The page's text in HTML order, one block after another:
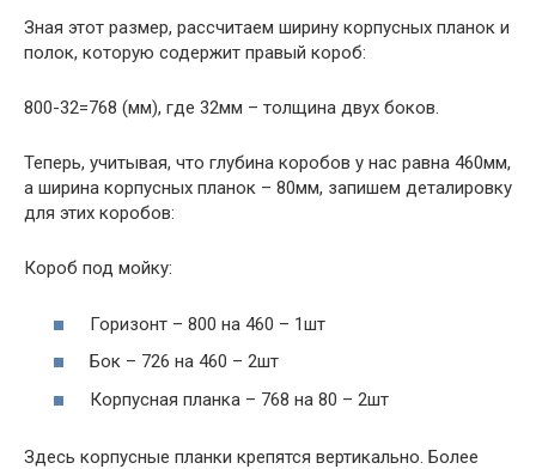
Зная этот размер, рассчитаем ширину корпусных планок и
полок, которую содержит правый короб:
800-32=768 (мм), где 32мм – толщина двух боков.
Теперь, учитывая, что глубина коробов у нас равна 460мм,
а ширина корпусных планок – 80мм, запишем деталировку
для этих коробов:
Короб под мойку:
Горизонт – 800 на 460 – 1шт
Бок – 726 на 460 – 2шт
Корпусная планка – 768 на 80 – 2шт
Здесь корпусные планки крепятся вертикально. Более